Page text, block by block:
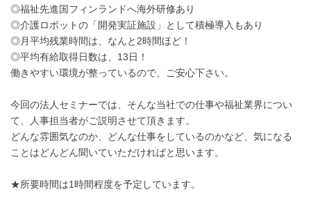
◎福祉先進国フィンランドへ海外研修あり
◎介護ロボットの「開発実証施設」として積極導入もあり
◎月平均残業時間は、なんと2時間ほど！
◎平均有給取得日数は、13日！
働きやすい環境が整っているので、ご安心下さい。
今回の法人セミナーでは、そんな当社での仕事や福祉業界につい
て、人事担当者がご説明させて頂きます。
どんな雰囲気なのか、どんな仕事をしているのかなど、気になる
ことはどんどん聞いていただければと思います。
★所要時間は1時間程度を予定しています。